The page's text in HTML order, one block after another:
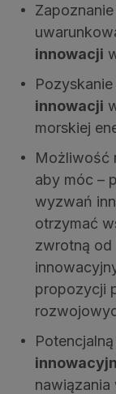
innowacji
innowacji
morskiej
Możliwość
aby móc –
wyzwań
otrzymać
zwrotną od
propozycji
nawiązania